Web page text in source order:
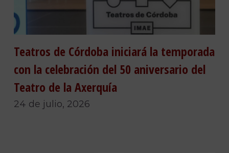
Teatros de Córdoba iniciará la temporada
con la celebración del 50 aniversario del
Teatro de la Axerquía
24 de julio, 2026